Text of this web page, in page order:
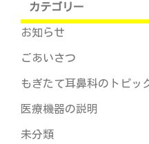
カテゴリー
お知らせ
ごあいさつ
もぎたて耳鼻科のトピッ
医療機器の説明
未分類